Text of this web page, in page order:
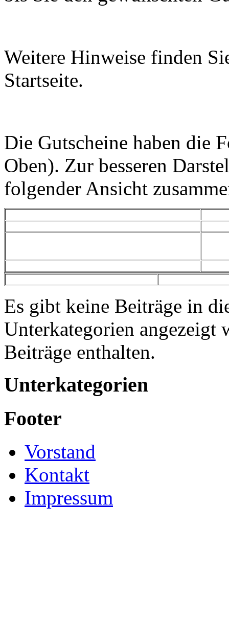
Weitere Hinweise finden
Startseite.
Die Gutscheine haben die
Oben). Zur besseren
folgender Ansicht
Es gibt keine Beiträge in
Unterkategorien angezeigt
Beiträge enthalten.
Unterkategorien
Footer
Vorstand
Kontakt
Impressum